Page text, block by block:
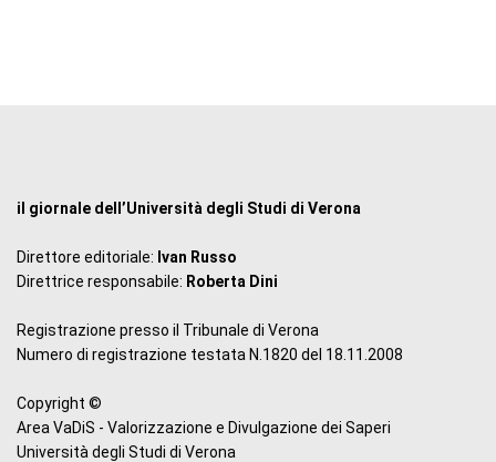
il giornale dell’Università degli Studi di Verona
Direttore editoriale: Ivan Russo
Direttrice responsabile: Roberta Dini
Registrazione presso il Tribunale di Verona
Numero di registrazione testata N.1820 del 18.11.2008
Copyright ©
Area VaDiS - Valorizzazione e Divulgazione dei Saperi
Università degli Studi di Verona